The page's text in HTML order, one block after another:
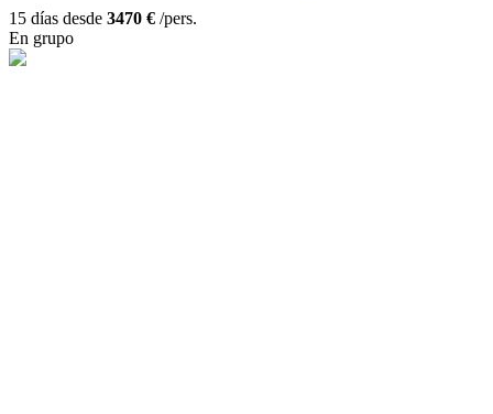
15 días desde 3470 € /pers.
En grupo